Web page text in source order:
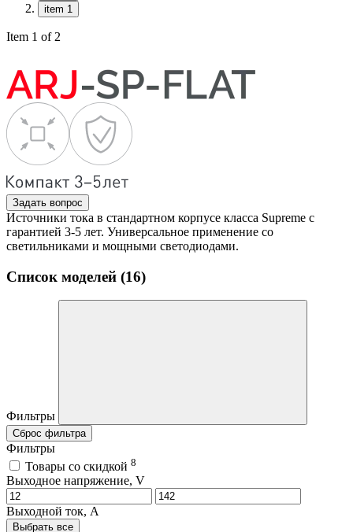
item 1
Item 1 of 2
Задать вопрос
Источники тока в стандартном корпусе класса Supreme с
гарантией 3-5 лет. Универсальное применение со
светильниками и мощными светодиодами.
Список моделей (16)
Фильтры
Сброс фильтра
Фильтры
Товары со скидкой 8
Выходное напряжение, V
Выходной ток, A
Выбрать все